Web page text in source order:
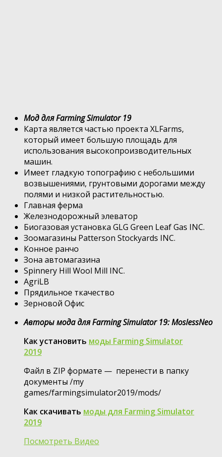
Мод для Farming Simulator 19
Карта является частью проекта XLFarms,
который имеет большую площадь для
использования высокопроизводительных
машин.
Имеет гладкую топографию с небольшими
возвышениями, грунтовыми дорогами между
полями и низкой растительностью.
Главная ферма
Железнодорожный элеватор
Биогазовая установка GLG Green Leaf Gas INC.
Зоомагазины Patterson Stockyards INC.
Конное ранчо
Зона автомагазина
Spinnery Hill Wool Mill INC.
AgriLB
Прядильное ткачество
Зерновой Офис
Авторы мода для Farming Simulator 19: MoslessNeo
Как установить моды Farming Simulator
2019
Файл в ZIP формате — перенести в папку
документы /my
games/farmingsimulator2019/mods/
Как скачивать моды для Farming Simulator
2019
Посмотреть Видео